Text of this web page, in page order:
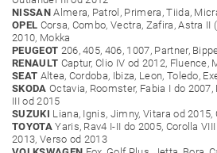
NISSANAlmera, Patrol, Primera, Tiida,
OPEL Corsa, Combo, Vectra, Zafira, Astra II
2010, Mokka
PEUGEOT 206, 405, 406, 1007, Partner,
RENAULT Captur, Clio IV od 2012, Fluence,
SEAT Altea, Cordoba, Ibiza, Leon, Toledo,
SKODA Octavia, Roomster, Fabia I do 2007,
III od 2015
SUZUKI Liana, Ignis, Jimny, Vitara od 2015,
TOYOTAYaris, Rav4 I-II do 2005, Corolla
2013, Verso od 2013